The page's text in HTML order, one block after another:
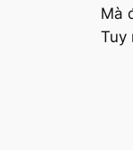
Mà
Tuy